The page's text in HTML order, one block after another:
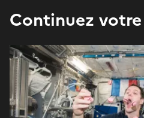
Continuez